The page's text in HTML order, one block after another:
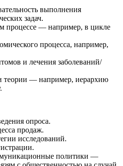
выполнения
задач.
процессе — например, в цикле
процесса, например,
и лечения заболеваний/
теории — например, иерархию
опроса.
продаж.
исследований.
политики —